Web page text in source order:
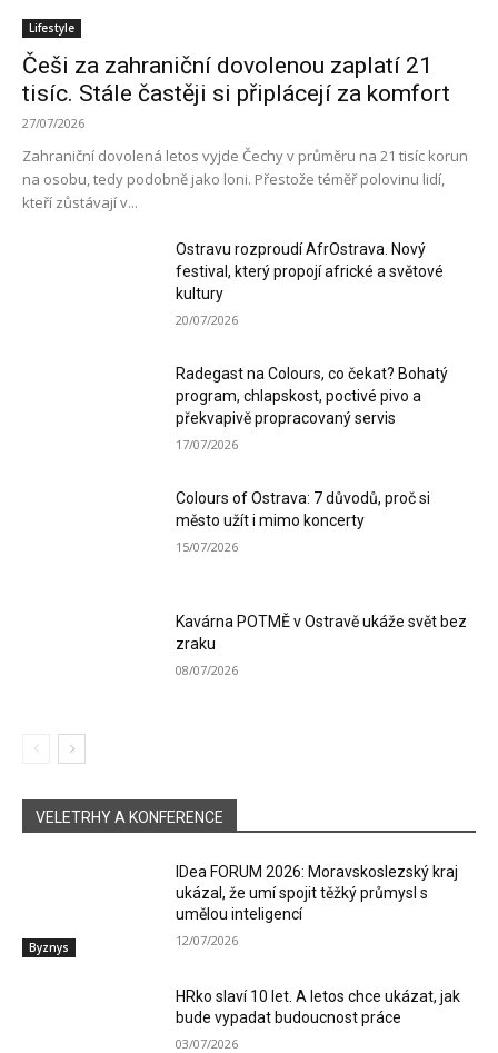
Lifestyle
Češi za zahraniční dovolenou zaplatí 21
tisíc. Stále častěji si připlácejí za komfort
27/07/2026
Zahraniční dovolená letos vyjde Čechy v průměru na 21 tisíc korun
na osobu, tedy podobně jako loni. Přestože téměř polovinu lidí,
kteří zůstávají v...
Ostravu rozproudí AfrOstrava. Nový
festival, který propojí africké a světové
kultury
20/07/2026
Radegast na Colours, co čekat? Bohatý
program, chlapskost, poctivé pivo a
překvapivě propracovaný servis
17/07/2026
Colours of Ostrava: 7 důvodů, proč si
město užít i mimo koncerty
15/07/2026
Kavárna POTMĚ v Ostravě ukáže svět bez
zraku
08/07/2026
VELETRHY A KONFERENCE
Byznys
IDea FORUM 2026: Moravskoslezský kraj
ukázal, že umí spojit těžký průmysl s
umělou inteligencí
12/07/2026
HRko slaví 10 let. A letos chce ukázat, jak
bude vypadat budoucnost práce
03/07/2026